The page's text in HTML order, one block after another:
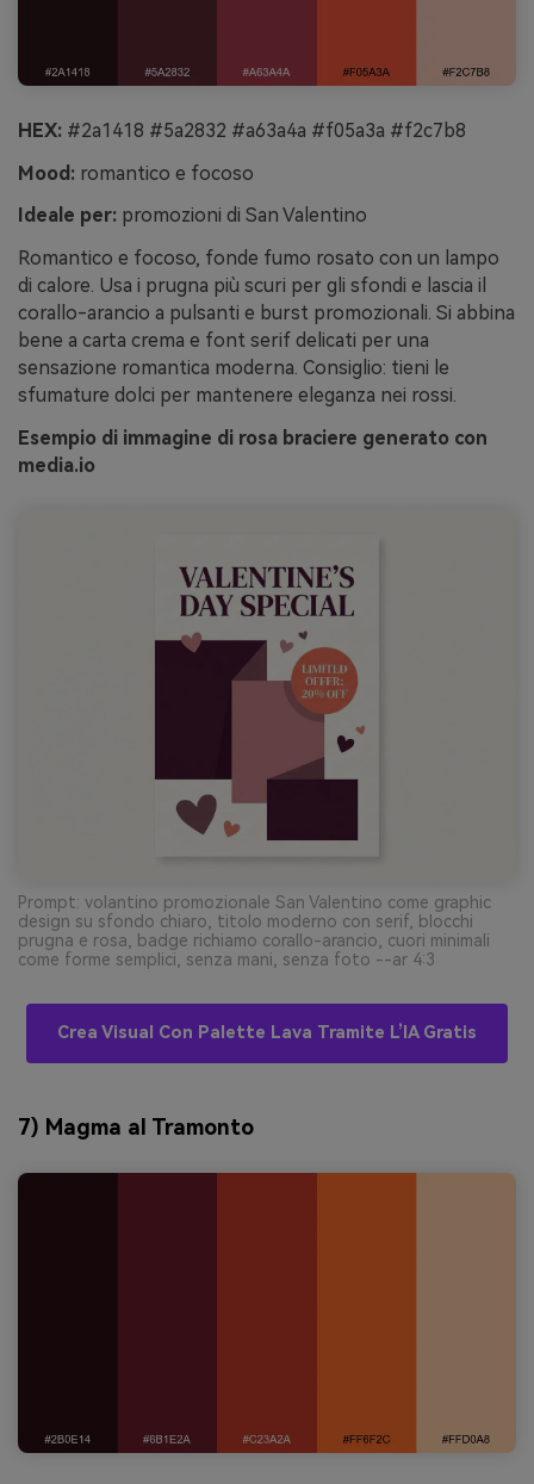
HEX: #2a1418 #5a2832 #a63a4a #f05a3a #f2c7b8
Mood: romantico e focoso
Ideale per: promozioni di San Valentino
Romantico e focoso, fonde fumo rosato con un lampo
di calore. Usa i prugna più scuri per gli sfondi e lascia il
corallo-arancio a pulsanti e burst promozionali. Si abbina
bene a carta crema e font serif delicati per una
sensazione romantica moderna. Consiglio: tieni le
sfumature dolci per mantenere eleganza nei rossi.
Esempio di immagine di rosa braciere generato con
media.io
Prompt: volantino promozionale San Valentino come graphic
design su sfondo chiaro, titolo moderno con serif, blocchi
prugna e rosa, badge richiamo corallo-arancio, cuori minimali
come forme semplici, senza mani, senza foto --ar 4:3
Crea Visual Con Palette Lava Tramite L’IA Gratis
7) Magma al Tramonto